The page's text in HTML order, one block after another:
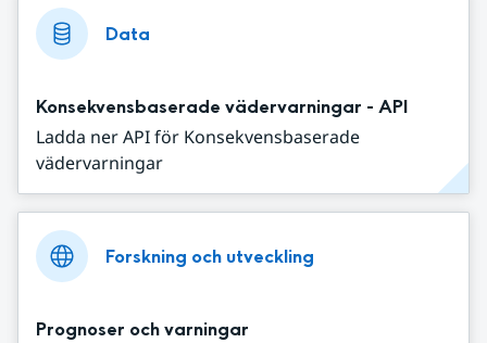
Data
Konsekvensbaserade vädervarningar - API
Ladda ner API för Konsekvensbaserade
vädervarningar
Forskning och utveckling
Prognoser och varningar